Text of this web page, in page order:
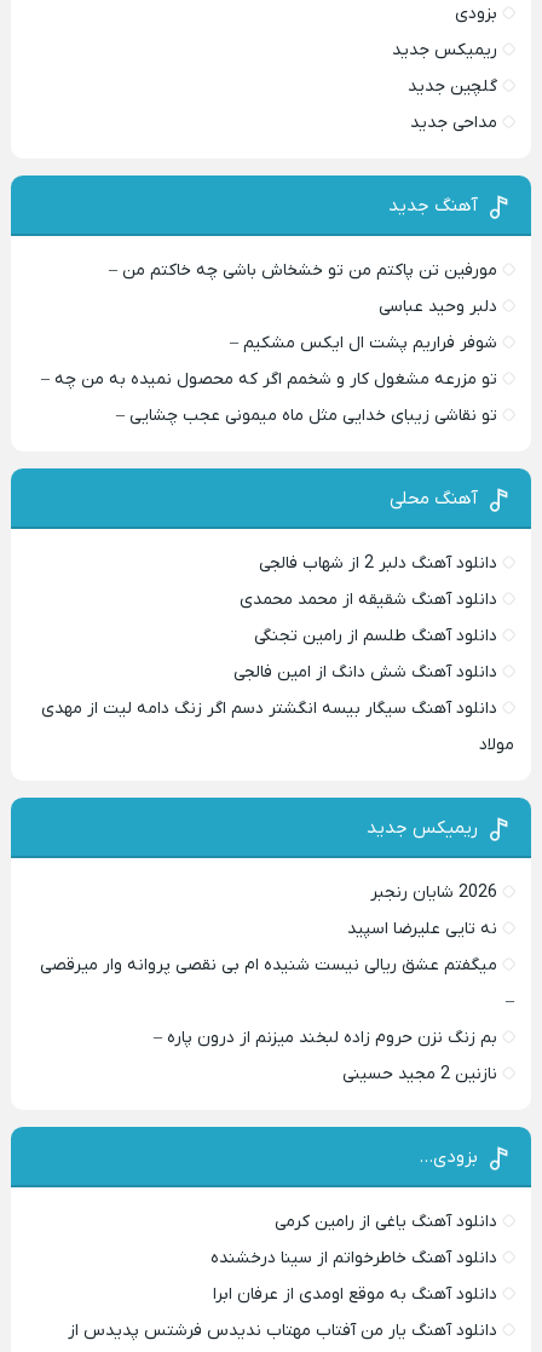
بزودی
ریمیکس جدید
گلچین جدید
مداحی جدید
آهنگ جدید
مورفین تن پاکتم من تو خشخاش باشی چه خاکتم من –
دلبر وحید عباسی
شوفر فراریم پشت ال ایکس مشکیم –
تو مزرعه مشغول کار و شخمم اگر که محصول نمیده به من چه –
تو نقاشی زیبای خدایی مثل ماه میمونی عجب چشایی –
آهنگ محلی
دانلود آهنگ دلبر 2 از شهاب فالجی
دانلود آهنگ شقیقه از محمد محمدی
دانلود آهنگ طلسم از رامین تجنگی
دانلود آهنگ شش دانگ از امین فالجی
دانلود آهنگ سیگار بیسه انگشتر دسم اگر زنگ دامه لیت از مهدی
مولاد
ریمیکس جدید
2026 شایان رنجبر
نه تایی علیرضا اسپید
میگفتم عشق ریالی نیست شنیده ام بی نقصی پروانه وار میرقصی
–
بم زنگ نزن حروم زاده لبخند میزنم از درون پاره –
نازنین 2 مجید حسینی
بزودی…
دانلود آهنگ یاغی از رامین کرمی
دانلود آهنگ خاطرخواتم از سینا درخشنده
دانلود آهنگ به موقع اومدی از عرفان ابرا
دانلود آهنگ یار من آفتاب مهتاب ندیدس فرشتس پدیدس از